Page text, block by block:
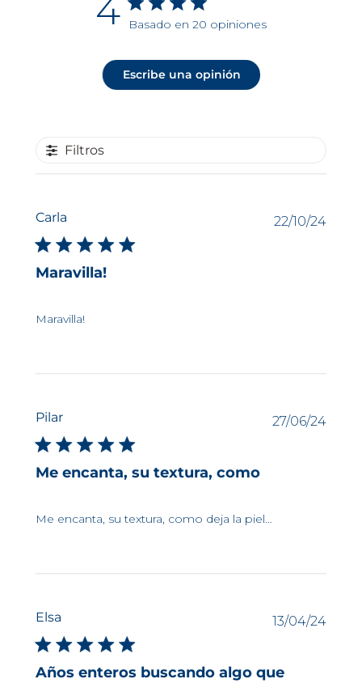
4 Basado en 20 opiniones
Escribe una opinión
Filtros
Carla
Maravilla!
Maravilla!
22/10/24
Pilar
Me encanta, su textura, como
Me encanta, su textura, como deja la piel…
27/06/24
Elsa
Años enteros buscando algo que
13/04/24